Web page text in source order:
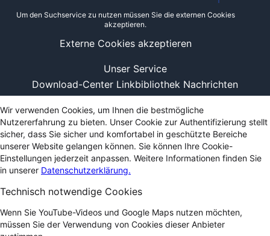
Unser Service
Download-Center Linkbibliothek Nachrichten
Um den Suchservice zu nutzen müssen Sie die externen Cookies
akzeptieren.
Externe Cookies akzeptieren
Wir verwenden Cookies, um Ihnen die bestmögliche
Nutzererfahrung zu bieten. Unser Cookie zur Authentifizierung stellt
sicher, dass Sie sicher und komfortabel in geschützte Bereiche
unserer Website gelangen können. Sie können Ihre Cookie-
Einstellungen jederzeit anpassen. Weitere Informationen finden Sie
in unserer Datenschutzerklärung.
Technisch notwendige Cookies
Wenn Sie YouTube-Videos und Google Maps nutzen möchten,
müssen Sie der Verwendung von Cookies dieser Anbieter